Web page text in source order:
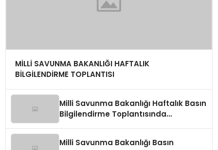
MİLLİ SAVUNMA BAKANLIĞI HAFTALIK
BİLGİLENDİRME TOPLANTISI
Milli Savunma Bakanlığı Haftalık Basın
Bilgilendirme Toplantısında
Milli Savunma Bakanlığı Basın